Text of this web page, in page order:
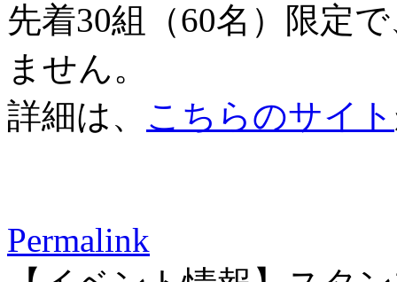
先着30組（60名）限定
ません。
詳細は、 こちらのサイト
Permalink